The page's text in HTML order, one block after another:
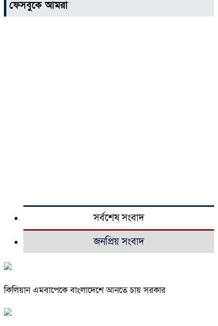
ফেসবুকে আমরা
সর্বশেষ সংবাদ
জনপ্রিয় সংবাদ
কিলিয়ান এমবাপেকে বাংলাদেশে আনতে চায় সরকার